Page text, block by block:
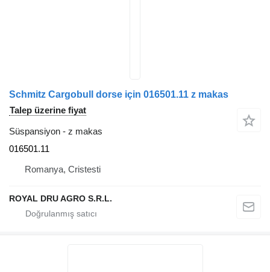
Schmitz Cargobull dorse için 016501.11 z makas
Talep üzerine fiyat
Süspansiyon - z makas
016501.11
Romanya, Cristesti
ROYAL DRU AGRO S.R.L.